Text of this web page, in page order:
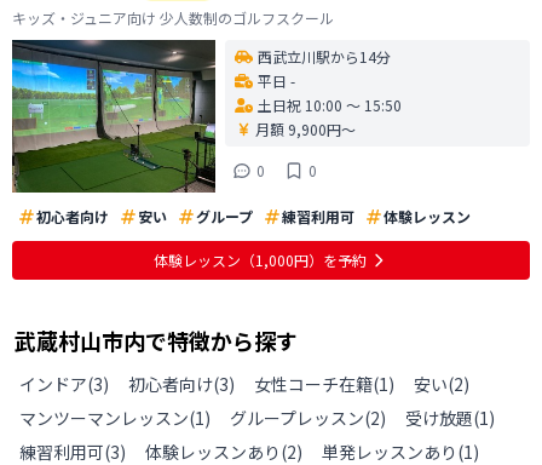
キッズ・ジュニア向け 少人数制のゴルフスクール
西武立川駅から14分
平日 -
土日祝 10:00 〜 15:50
月額 9,900円〜
0
0
初心者向け 安い グループ 練習利用可 体験レッスン
体験レッスン （1,000円） を予約
武蔵村山市内で特徴から探す
インドア(3) 初心者向け(3) 女性コーチ在籍(1) 安い(2)
マンツーマンレッスン(1) グループレッスン(2) 受け放題(1)
練習利用可(3) 体験レッスンあり (2) 単発レッスンあり (1)